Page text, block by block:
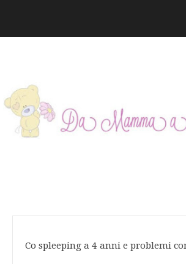
Co spleeping a 4 anni e problemi